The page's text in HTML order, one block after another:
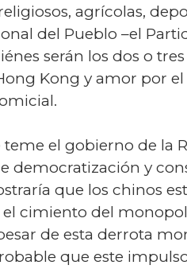
agrícolas,
del Pueblo –el
serán los dos o
Kong y amor por
teme el gobierno de
democratización y
que los chinos
cimiento del
de esta derrota
que este